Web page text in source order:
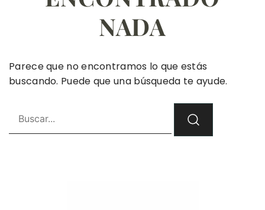
NADA
Parece que no encontramos lo que estás
buscando. Puede que una búsqueda te ayude.